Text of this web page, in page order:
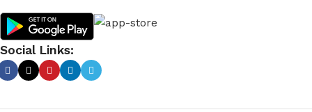
Social Links: